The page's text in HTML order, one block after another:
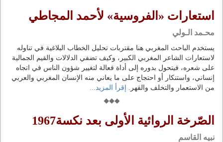
استعارات «الفروسية» لأحمد المجاطي
محـمد الـولي
يستخدم الباحث المغربي هنا مقتربات تحليل الخطاب البلاغية في تناوله
لاستعارات الشاعر المغربي الكبير، وكيف تضفي الدلالات والقيم الجمالية
على شعره، فيتحول بدوره إلى أداة فعالة لتغيير شؤون الناس في اتجاه
إنساني، واستنكار أو احتجاج على ما يعاني منه الإنسان المغربي والعربي
من الاستعمار والتخلف والقهر.
إقرأ المزيد...
الصّرخة الروائية الأولى بعد نكسة1967
نبيه القاسم